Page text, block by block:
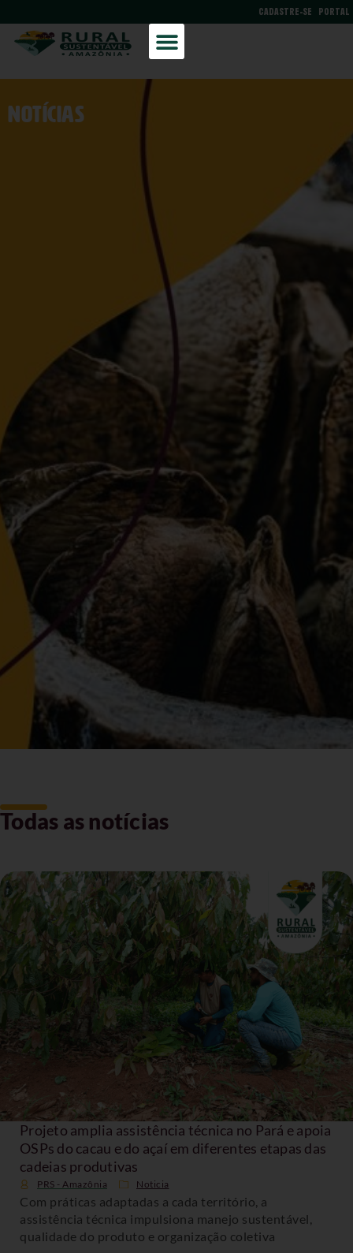
PORTAL
CADASTRE-SE
NOtícias
Todas as notícias
Projeto amplia assistência técnica no Pará e apoia
OSPs do cacau e do açaí em diferentes etapas das
cadeias produtivas
PRS - Amazônia Noticia
Com práticas adaptadas a cada território, a
assistência técnica impulsiona manejo sustentável,
qualidade do produto e organização coletiva